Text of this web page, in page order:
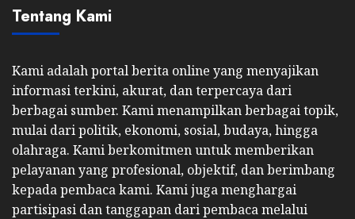
Tentang Kami
Kami adalah portal berita online yang menyajikan
informasi terkini, akurat, dan terpercaya dari
berbagai sumber. Kami menampilkan berbagai topik,
mulai dari politik, ekonomi, sosial, budaya, hingga
olahraga. Kami berkomitmen untuk memberikan
pelayanan yang profesional, objektif, dan berimbang
kepada pembaca kami. Kami juga menghargai
partisipasi dan tanggapan dari pembaca melalui